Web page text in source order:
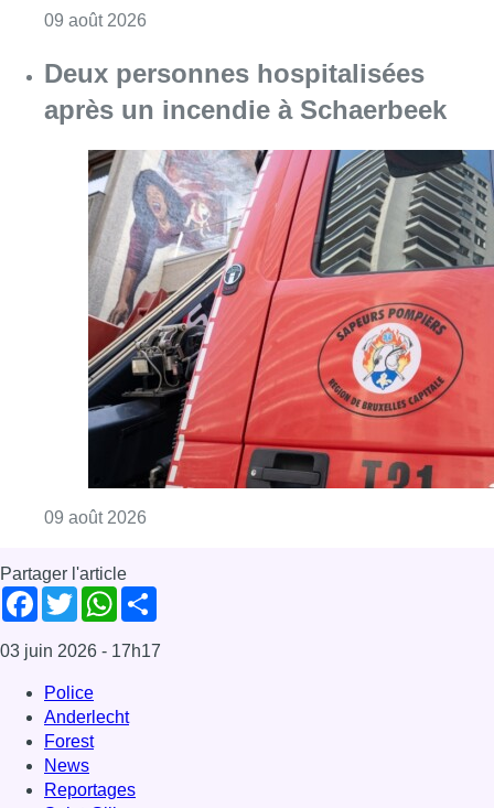
09 août 2026Consulter l'article "Deux personnes
Partager l'article
FacebookTwitterWhatsApp
Share
03 juin 2026- 17h17
Police
Anderlecht
Reportages
Saint-Gilles
Offres d’emploi